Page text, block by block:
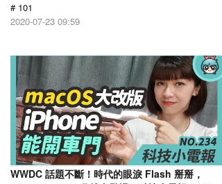
# 101
2020-07-23 09:59
WWDC 話題不斷！時代的眼淚 Flash 掰掰，